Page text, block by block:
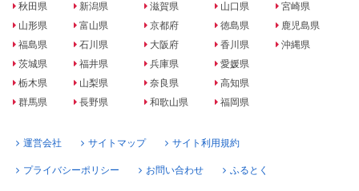
秋田県
山形県
福島県
茨城県
栃木県
群馬県
新潟県
富山県
石川県
福井県
山梨県
長野県
滋賀県
京都府
大阪府
兵庫県
奈良県
和歌山県
山口県
徳島県
香川県
愛媛県
高知県
福岡県
宮崎県
鹿児島県
沖縄県
運営会社 サイトマップ サイト利用規約
プライバシーポリシー お問い合わせ ふるとく